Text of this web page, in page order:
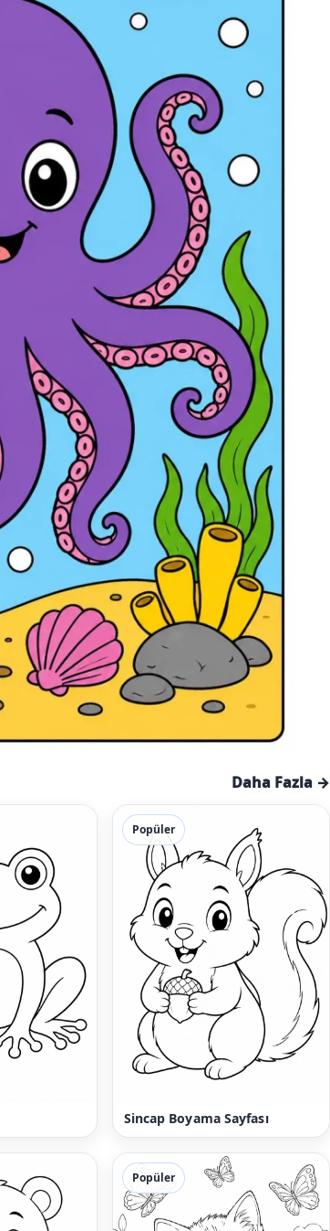
Daha Fazla →
Popüler
Sincap Boyama Sayfası
Popüler